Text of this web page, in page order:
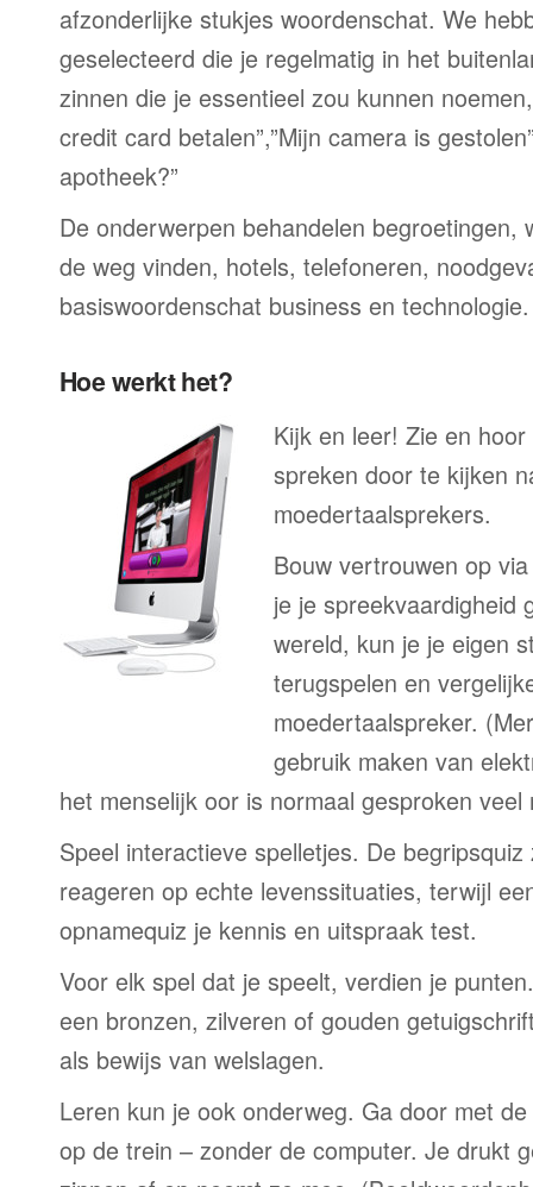
afzonderlijke stukjes woordenschat. We
geselecteerd die je regelmatig in het
zinnen die je essentieel zou kunnen
credit card betalen”,”Mijn camera is
apotheek?”
De onderwerpen behandelen begroetingen,
de weg vinden, hotels, telefoneren,
basiswoordenschat business en technologie.
Hoe werkt het?
Kijk en leer! Zie en
spreken door te kijken
moedertaalsprekers.
Bouw vertrouwen op
je je spreekvaardigheid
wereld, kun je je eigen
terugspelen en
moedertaalspreker.
gebruik maken van
het menselijk oor is normaal gesproken veel
Speel interactieve spelletjes. De
reageren op echte levenssituaties, terwijl
opnamequiz je kennis en uitspraak test.
Voor elk spel dat je speelt, verdien je
een bronzen, zilveren of gouden
als bewijs van welslagen.
Leren kun je ook onderweg. Ga door met
op de trein – zonder de computer. Je drukt